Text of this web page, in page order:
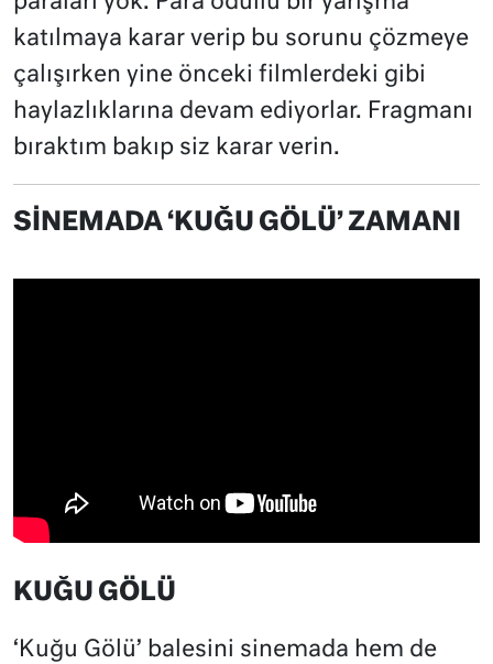
katılmaya karar verip bu sorunu çözmeye
çalışırken yine önceki filmlerdeki gibi
haylazlıklarına devam ediyorlar. Fragmanı
bıraktım bakıp siz karar verin.
SİNEMADA ‘KUĞU GÖLÜ’ ZAMANI
KUĞU GÖLÜ
‘Kuğu Gölü’ balesini sinemada hem de